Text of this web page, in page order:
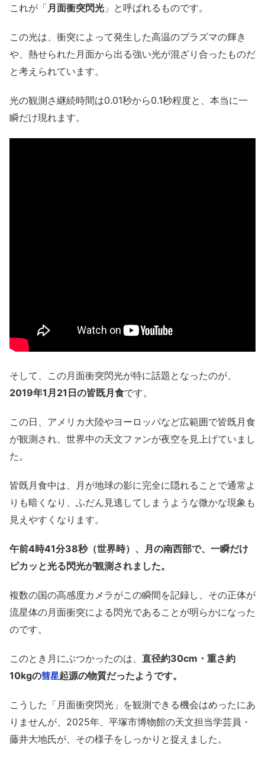
これが「月面衝突閃光 」と呼ばれるものです。
この光は、衝突によって発生した高温のプラズマの輝き
や、熱せられた月面から出る強い光が混ざり合ったものだ
と考えられています。
光の観測さ継続時間は0.01秒から0.1秒程度と、本当に一
瞬だけ現れます。
そして、この月面衝突閃光が特に話題となったのが、
2019年1月21日の皆既月食です。
この日、アメリカ大陸やヨーロッパなど広範囲で皆既月食
が観測され、世界中の天文ファンが夜空を見上げていまし
た。
皆既月食中は、月が地球の影に完全に隠れることで通常よ
りも暗くなり、ふだん見逃してしまうような微かな現象も
見えやすくなります。
午前4時41分38秒（世界時）、月の南西部で、一瞬だけ
ピカッと光る閃光が観測されました。
複数の国の高感度カメラがこの瞬間を記録し、その正体が
流星体の月面衝突による閃光であることが明らかになった
のです。
このとき月にぶつかったのは、 直径約30cm・重さ約
10kgの彗星起源の物質だったようです。
こうした「月面衝突閃光」を観測できる機会はめったにあ
りませんが、2025年、平塚市博物館の天文担当学芸員・
藤井大地氏が、その様子をしっかりと捉えました。